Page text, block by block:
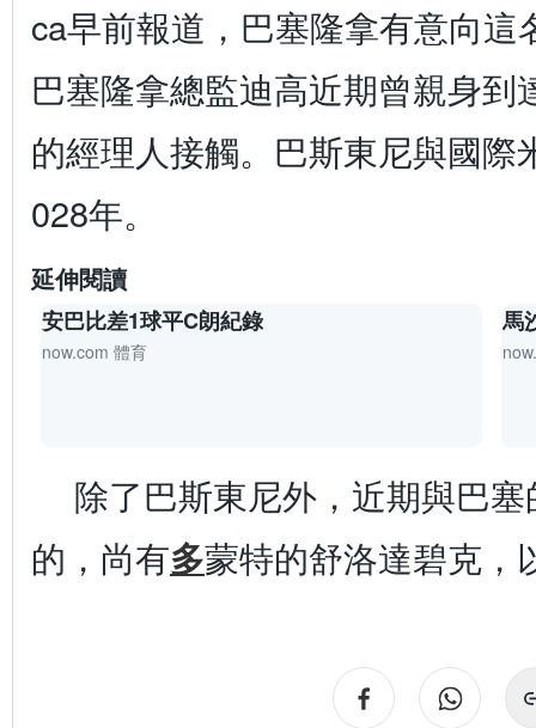
ca早前報道，巴塞隆拿有意向這
巴塞隆拿總監迪高近期曾親身到
的經理人接觸。巴斯東尼與國際
028年。
延伸閱讀
安巴比差1球平C朗紀錄
now.com 體育
馬
除了巴斯東尼外，近期與巴
的，尚有多蒙特的舒洛達碧克，